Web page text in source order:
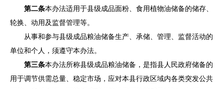
第二条本办法适用于县级成品面粉、 食用植物油储备的储存、
轮换、动用及监督管理等。
从事和参与县级成品粮油储备生产、承储、管理、监督活动的
单位和个人，须遵守本办法。
第三条本办法所称县级成品粮油储备，是指县人民政府储备的
用于调节供需总量、稳定市场，应对本县行政区域内各类突发公共